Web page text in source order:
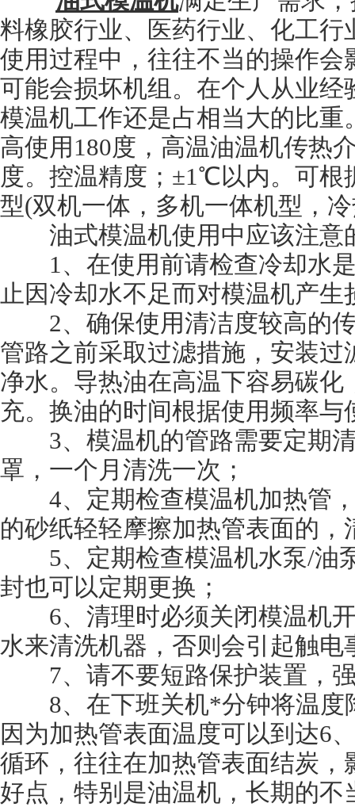
料橡胶行业、医药行业、化工
使用过程中，往往不当的操作
可能会损坏机组。在个人从业
模温机工作还是占相当大的比
高使用180度，高温油温机传热
度。控温精度；±1℃以内。可根
型(双机一体，多机一体机型，
油式模温机使用中应该注意
1、在使用前请检查冷却水是
止因冷却水不足而对模温机产生
2、确保使用清洁度较高的传
管路之前采取过滤措施，安装
净水。导热油在高温下容易碳
充。换油的时间根据使用频率与
3、模温机的管路需要定期清
罩，一个月清洗一次；
4、定期检查模温机加热管，
的砂纸轻轻摩擦加热管表面的，
5、定期检查模温机水泵/油
封也可以定期更换；
6、清理时必须关闭模温机开
水来清洗机器，否则会引起触电
7、请不要短路保护装置，强
8、在下班关机*分钟将温度
因为加热管表面温度可以到达6
循环，往往在加热管表面结炭
好点，特别是油温机，长期的